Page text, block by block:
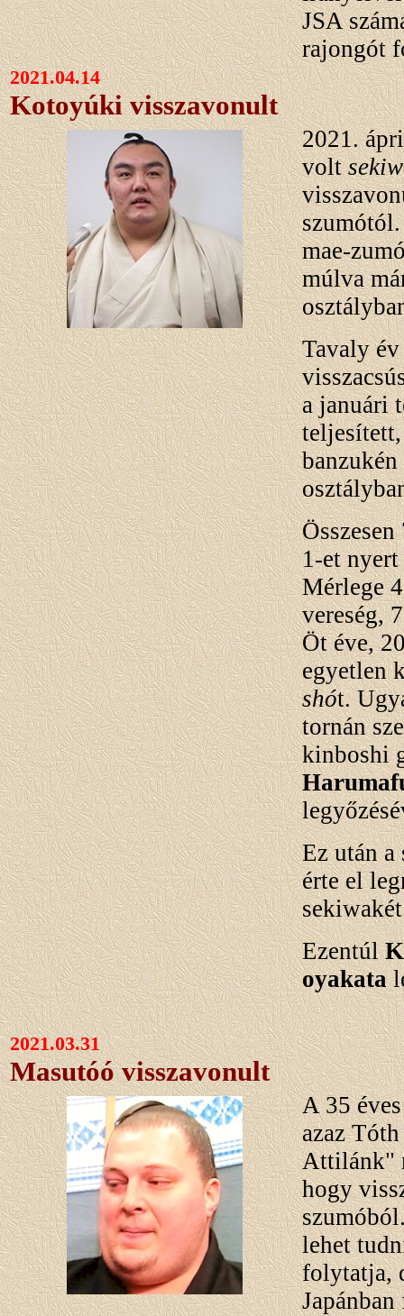
JSA
rajongót
2021.04.14
Kotoyúki visszavonult
2021.
volt
mae-
múlva
Tavaly
a januári
1-et nyert
Mérlege
vereség,
Öt éve,
egyetlen
shót.
tornán
kinboshi
Ez után a
érte el
Ezentúl
oyakata
2021.03.31
Masutóó visszavonult
A 35
azaz
Attilánk"
hogy
lehet
folytatja,